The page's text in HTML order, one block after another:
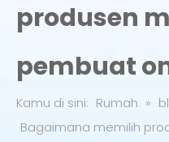
produsen
pembuat
Kamu di sini: Rumah »
Bagaimana memilih